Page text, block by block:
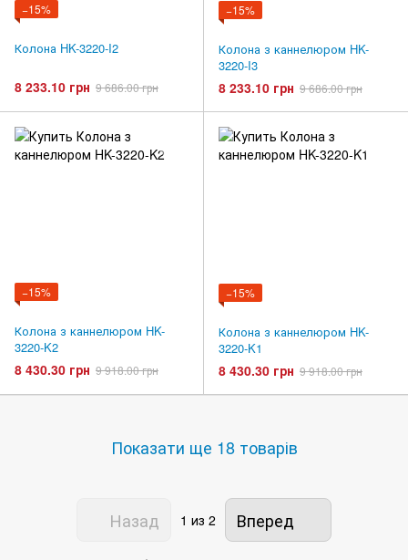
−15%
Колона HK-3220-I2
8 233.10 грн 9 686.00 грн
−15%
Колона з каннелюром HK-
3220-I3
8 233.10 грн 9 686.00 грн
−15%
Колона з каннелюром HK-
3220-K2
8 430.30 грн 9 918.00 грн
−15%
Колона з каннелюром HK-
3220-K1
8 430.30 грн 9 918.00 грн
Показати ще 18 товарів
Назад 1 из 2 Вперед